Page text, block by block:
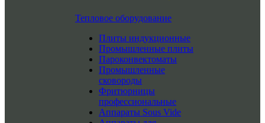
Тепловое оборудование
Плиты индукционные
Промышленные плиты
Пароконвектоматы
Промышленные
сковороды
Фритюрницы
профессиональные
Аппараты Sous Vide